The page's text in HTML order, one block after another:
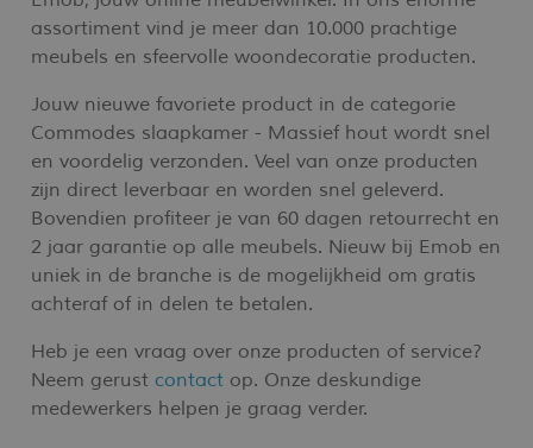
assortiment vind je meer dan 10.000 prachtige
meubels en sfeervolle woondecoratie producten.
Jouw nieuwe favoriete product in de categorie
Commodes slaapkamer - Massief hout wordt snel
en voordelig verzonden. Veel van onze producten
zijn direct leverbaar en worden snel geleverd.
Bovendien profiteer je van 60 dagen retourrecht en
2 jaar garantie op alle meubels. Nieuw bij Emob en
uniek in de branche is de mogelijkheid om gratis
achteraf of in delen te betalen.
Heb je een vraag over onze producten of service?
Neem gerust contact op. Onze deskundige
medewerkers helpen je graag verder.